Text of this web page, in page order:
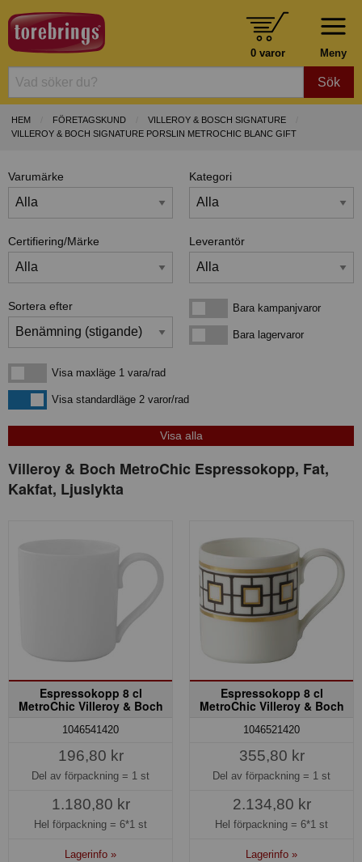
Meny
0 varor
Sök
HEM FÖRETAGSKUND
VILLEROY & BOSCH SIGNATURE
VILLEROY & BOCH SIGNATURE PORSLIN METROCHIC BLANC GIFT
Varumärke Kategori
Certifiering/Märke Leverantör
Sortera efter Bara kampanjvarorBara kampanjvaror
Bara lagervarorBara lagervaror
Visa maxläge 1 vara/rad
Visa maxläge 1 vara/rad
Visa standardlägeVisa standardläge 2 varor/rad
Villeroy & Boch MetroChic Espressokopp, Fat,
Kakfat, Ljuslykta
Espressokopp 8 cl
MetroChic Villeroy & Boch
1046541420
196,80 kr
Del av förpackning = 1 st
1.180,80 kr
Hel förpackning = 6*1 st
Lagerinfo »
Espressokopp 8 cl
MetroChic Villeroy & Boch
1046521420
355,80 kr
Del av förpackning = 1 st
2.134,80 kr
Hel förpackning = 6*1 st
Lagerinfo »